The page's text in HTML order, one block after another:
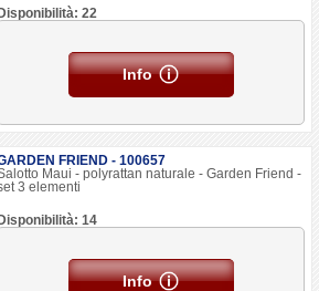
Disponibilità: 22
Info
FRIEND - 100657
Maui - polyrattan naturale - Garden Friend -
3 elementi
Disponibilità: 14
Info